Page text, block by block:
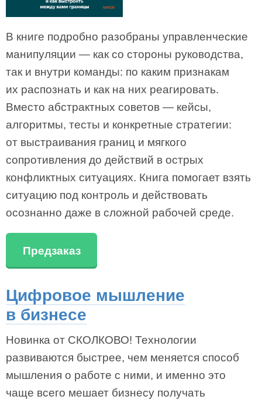
В книге подробно разобраны управленческие
манипуляции — как со стороны руководства,
так и внутри команды: по каким признакам
их распознать и как на них реагировать.
Вместо абстрактных советов — кейсы,
алгоритмы, тесты и конкретные стратегии:
от выстраивания границ и мягкого
сопротивления до действий в острых
конфликтных ситуациях. Книга помогает взять
ситуацию под контроль и действовать
осознанно даже в сложной рабочей среде.
Предзаказ
Цифровое мышление
в бизнесе
Новинка от СКОЛКОВО! Технологии
развиваются быстрее, чем меняется способ
мышления о работе с ними, и именно это
чаще всего мешает бизнесу получать